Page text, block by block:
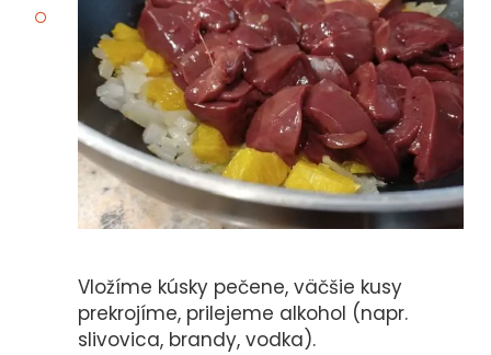
Vložíme kúsky pečene, väčšie kusy
prekrojíme, prilejeme alkohol (napr.
slivovica, brandy, vodka).